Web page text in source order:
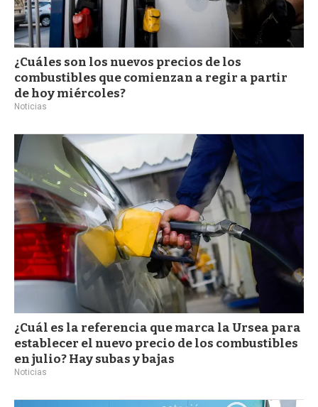
¿Cuáles son los nuevos precios de los
combustibles que comienzan a regir a partir
de hoy miércoles?
Noticias
¿Cuál es la referencia que marca la Ursea para
establecer el nuevo precio de los combustibles
en julio? Hay subas y bajas
Noticias